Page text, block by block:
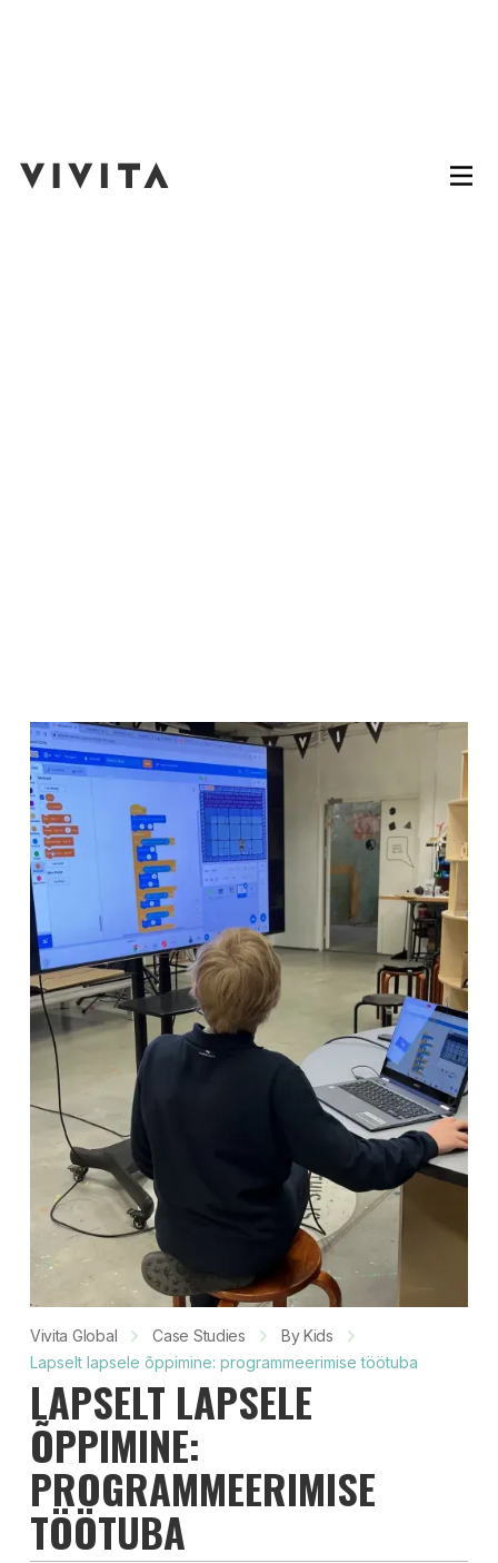
Vivita Global Case Studies
By Kids
Lapselt lapsele õppimine: programmeerimise töötuba
LAPSELT LAPSELE
ÕPPIMINE:
PROGRAMMEERIMISE
TÖÖTUBA